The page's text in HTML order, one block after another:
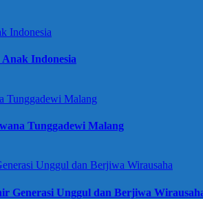
Indonesia
Tunggadewi Malang
Generasi Unggul dan Berjiwa